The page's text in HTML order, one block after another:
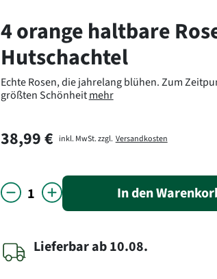
Product Details
4 orange haltbare
Hutschachtel
Echte Rosen, die jahrelang blühen. Zum
größten Schönheitmehr
38,99 € inkl. MwSt. zzgl. Versandkosten
In den
Lieferbarab10.08.